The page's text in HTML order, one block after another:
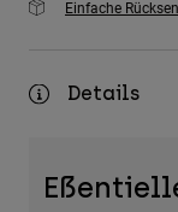
Zubehör
Taschen &
Alle anzeigen
Einfache
Details